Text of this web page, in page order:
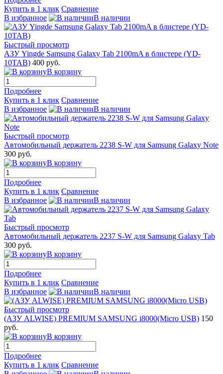
Купить в 1 клик Сравнение
В избранное
В наличии
Быстрый просмотр
АЗУ Yingde Samsung Galaxy Tab 2100mA в блистере (YD-
10TAB) 400 руб.
В корзину
Подробнее
Купить в 1 клик Сравнение
В избранное
В наличии
Быстрый просмотр
Автомобильный держатель 2238 S-W для Samsung Galaxy Note
300 руб.
В корзину
Подробнее
Купить в 1 клик Сравнение
В избранное
В наличии
Быстрый просмотр
Автомобильный держатель 2237 S-W для Samsung Galaxy Tab
300 руб.
В корзину
Подробнее
Купить в 1 клик Сравнение
В избранное
В наличии
Быстрый просмотр
(АЗУ ALWISE) PREMIUM SAMSUNG i8000(Micro USB) 150
руб.
В корзину
Подробнее
Купить в 1 клик Сравнение